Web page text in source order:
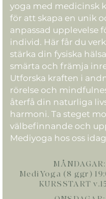
yoga med medicinsk
för att skapa en unik
anpassad upplevelse
individ. Här får du
stärka din fysiska
smärta och främja
Utforska kraften i
rörelse och
återfå din naturliga
harmoni. Ta steget
välbefinnande och
Mediyoga hos oss
MÅNDAGAR:
MediYoga (8 ggr)
KURSSTART